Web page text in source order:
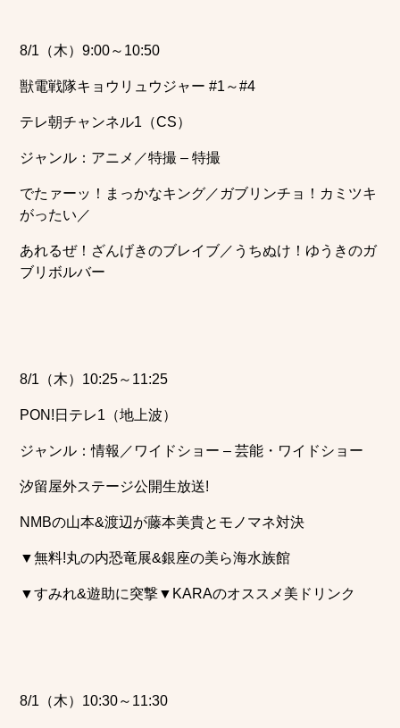
8/1（木）9:00～10:50
獣電戦隊キョウリュウジャー #1～#4
テレ朝チャンネル1（CS）
ジャンル：アニメ／特撮 – 特撮
でたァーッ！まっかなキング／ガブリンチョ！カミツキ
がったい／
あれるぜ！ざんげきのブレイブ／うちぬけ！ゆうきのガ
ブリボルバー
8/1（木）10:25～11:25
PON!日テレ1（地上波）
ジャンル：情報／ワイドショー – 芸能・ワイドショー
汐留屋外ステージ公開生放送!
NMBの山本&渡辺が藤本美貴とモノマネ対決
▼無料!丸の内恐竜展&銀座の美ら海水族館
▼すみれ&遊助に突撃▼KARAのオススメ美ドリンク
8/1（木）10:30～11:30